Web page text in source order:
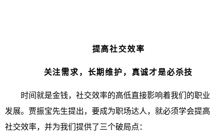
提高社交效率
关注需求，长期维护，真诚才是必杀技
时间就是金钱，社交效率的高低直接影响着我们的职业
发展。贾振宝先生提出，要成为职场达人，就必须学会提高
社交效率，并为我们提供了三个破局点：